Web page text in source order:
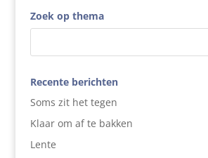
Zoek op thema
Recente berichten
Soms zit het tegen
Klaar om af te bakken
Lente